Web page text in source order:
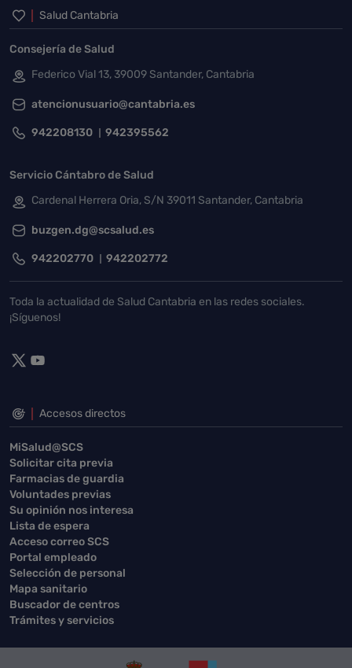
Inicio del pie de página
Salud Cantabria
Consejería de Salud
Federico Vial 13, 39009 Santander, Cantabria
atencionusuario@cantabria.es
942208130 942395562
Servicio Cántabro de Salud
Cardenal Herrera Oria, S/N 39011 Santander, Cantabria
buzgen.dg@scsalud.es
942202770 942202772
Toda la actualidad de Salud Cantabria en las redes sociales.
¡Síguenos!
Accesos directos
MiSalud@SCS
Solicitar cita previa
Farmacias de guardia
Voluntades previas
Su opinión nos interesa
Lista de espera
Acceso correo SCS
Portal empleado
Selección de personal
Mapa sanitario
Buscador de centros
Trámites y servicios